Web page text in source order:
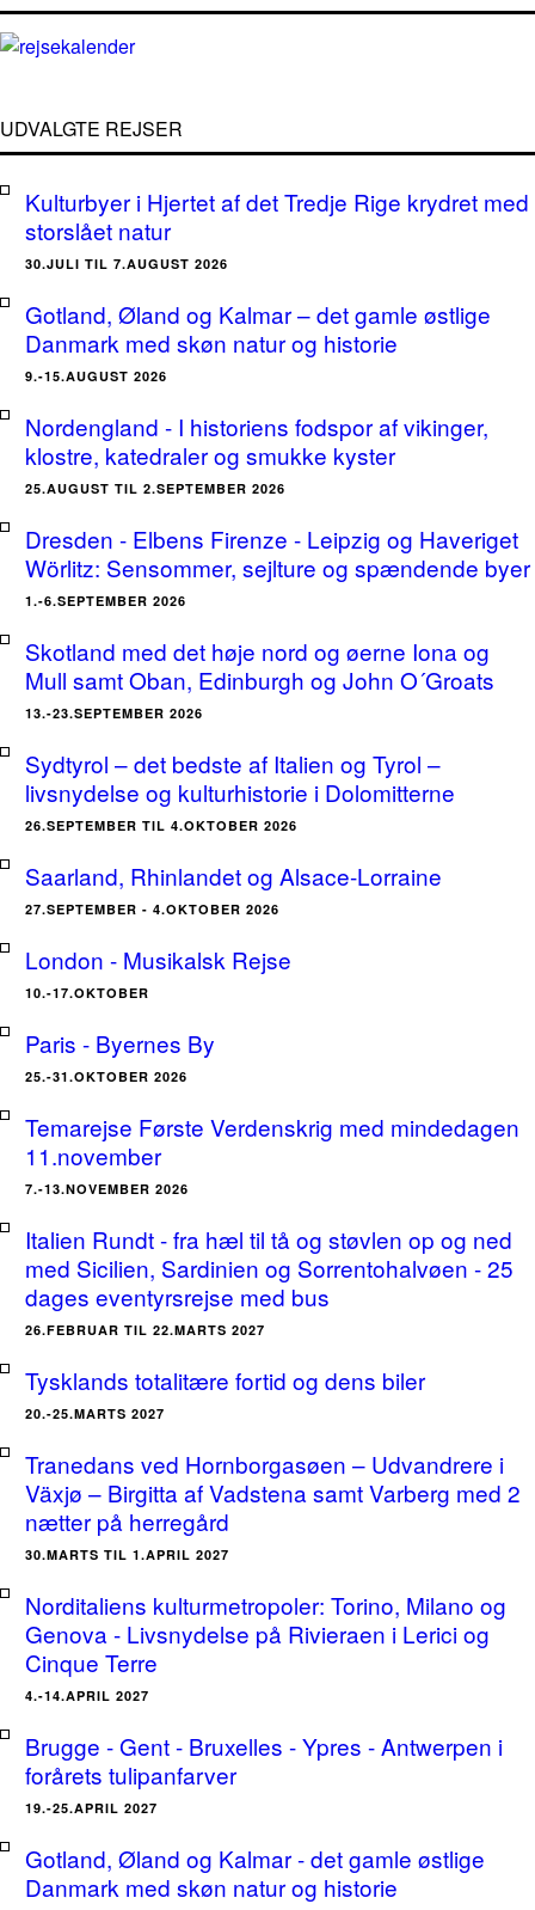
UDVALGTE REJSER
Kulturbyer i Hjertet af det Tredje Rige krydret med
storslået natur
30.JULI TIL 7.AUGUST 2026
Gotland, Øland og Kalmar – det gamle østlige
Danmark med skøn natur og historie
9.-15.AUGUST 2026
Nordengland - I historiens fodspor af vikinger,
klostre, katedraler og smukke kyster
25.AUGUST TIL 2.SEPTEMBER 2026
Dresden - Elbens Firenze - Leipzig og Haveriget
Wörlitz: Sensommer, sejlture og spændende byer
1.-6.SEPTEMBER 2026
Skotland med det høje nord og øerne Iona og
Mull samt Oban, Edinburgh og John O´Groats
13.-23.SEPTEMBER 2026
Sydtyrol – det bedste af Italien og Tyrol –
livsnydelse og kulturhistorie i Dolomitterne
26.SEPTEMBER TIL 4.OKTOBER 2026
Saarland, Rhinlandet og Alsace-Lorraine
27.SEPTEMBER - 4.OKTOBER 2026
London - Musikalsk Rejse
10.-17.OKTOBER
Paris - Byernes By
25.-31.OKTOBER 2026
Temarejse Første Verdenskrig med mindedagen
11.november
7.-13.NOVEMBER 2026
Italien Rundt - fra hæl til tå og støvlen op og ned
med Sicilien, Sardinien og Sorrentohalvøen - 25
dages eventyrsrejse med bus
26.FEBRUAR TIL 22.MARTS 2027
Tysklands totalitære fortid og dens biler
20.-25.MARTS 2027
Tranedans ved Hornborgasøen – Udvandrere i
Växjø – Birgitta af Vadstena samt Varberg med 2
nætter på herregård
30.MARTS TIL 1.APRIL 2027
Norditaliens kulturmetropoler: Torino, Milano og
Genova - Livsnydelse på Rivieraen i Lerici og
Cinque Terre
4.-14.APRIL 2027
Brugge - Gent - Bruxelles - Ypres - Antwerpen i
forårets tulipanfarver
19.-25.APRIL 2027
Gotland, Øland og Kalmar - det gamle østlige
Danmark med skøn natur og historie